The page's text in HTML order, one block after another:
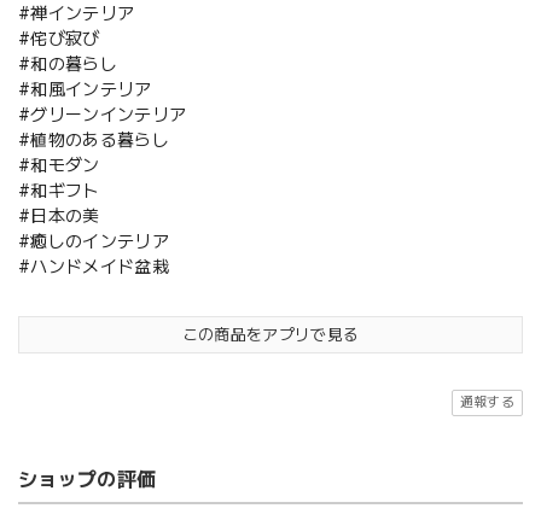
#禅インテリア
#侘び寂び
#和の暮らし
#和風インテリア
#グリーンインテリア
#植物のある暮らし
#和モダン
#和ギフト
#日本の美
#癒しのインテリア
#ハンドメイド盆栽
この商品をアプリで見る
通報する
ショップの評価